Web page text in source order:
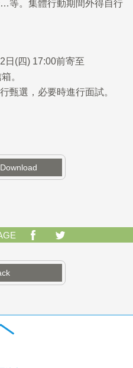
等。集體行動期間外得自行
日(四) 17:00前寄至
。
甄選，必要時進行面試。